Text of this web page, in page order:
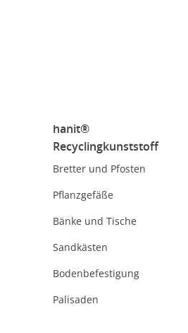
hanit®
Recyclingkunststoff
Bretter und Pfosten
Pflanzgefäße
Bänke und Tische
Sandkästen
Bodenbefestigung
Palisaden